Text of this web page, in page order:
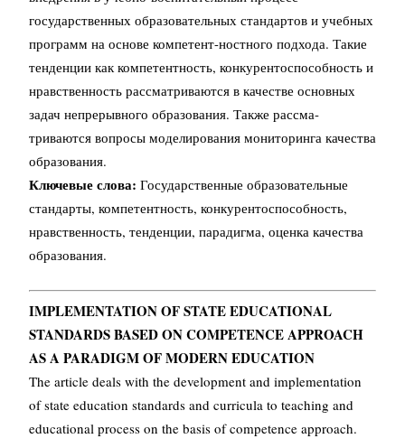
государственных образовательных стандартов и учебных
программ на основе компетент-ностного подхода. Такие
тенденции как компетентность, конкурентоспособность и
нравственность рассматриваются в качестве основных
задач непрерывного образования. Также рассма-
триваются вопросы моделирования мониторинга качества
образования.
Ключевые слова: Государственные образовательные
стандарты, компетентность, конкурентоспособность,
нравственность, тенденции, парадигма, оценка качества
образования.
IMPLEMENTATION OF STATE EDUCATIONAL
STANDARDS BASED ON COMPETENCE APPROACH
AS A PARADIGM OF MODERN EDUCATION
The article deals with the development and implementation
of state education standards and curricula to teaching and
educational process on the basis of competence approach.